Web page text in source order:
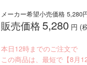
メーカー希望小売価格 5,280
販売価格 5,280 円 (
本日12時までのご注文で
この商品は、最短で【8月